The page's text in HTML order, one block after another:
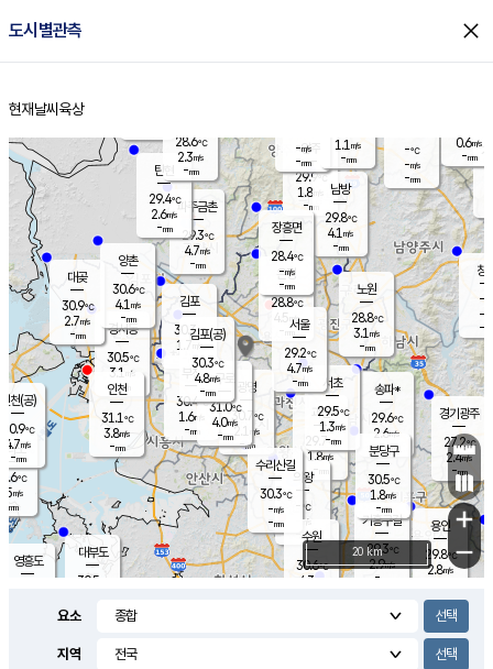
도시별관측 close
홈
현재날씨 육상
의도
℃
m/s
mm
영흥도
양주
29.9℃
1.8
-mm
과천
29.7℃
1.8m/s
- mm
용인
29.8℃
2.8m/s
경기광주
27.2℃
2.4m/s
-mm
대부도
30.5
경서동
30.5℃
3.1 m/s
-mm
파주금촌
29.3℃
4.7m/s
-mm
-℃
-m/s
-mm
대곶
30.9℃
2.7m/s
-mm
창
-
-m/
-
탄현
29.4℃
2.6m/s
-mm
0.6m/s
-mm
의왕
- ℃
m/s
mm
김포
30.3℃
1.7 m/s
mm
광명
30.7 ℃
2.1 m/s
-mm
부천
30.4℃
1.6m/s
-mm
양촌
30.6℃
4.1 m/s
-mm
구로
31.0℃
4.0m/s
-mm
은평
28.8℃
4.5 m/s
- mm
노원
28.8℃
3.1 m/s
-mm
송파*
29.6℃
2.6m/s
-mm
서초
29.5℃
1.3m/s
-mm
남방
29.8℃
4.1 m/s
-mm
기흥구갈
29.3℃
2.9m/s
-
수리산길
30.3℃
-m/s
-mm
분당구
30.5℃
1.8m/s
-mm
장흥면
28.4℃
-m/s
-mm
-m/s
-mm
인천(공)
30.9℃
4.7m/s
-mm
김포(공)
30.3℃
4.8m/s
-mm
수원
30.6℃
4.3 m/s
인천
31.1℃
3.8m/s
-mm
서울
29.2℃
4.7m/s
-mm
28.6℃
2.3m/s
-mm
1.1 m/s
-mm
+
−
20 km
요소
지역